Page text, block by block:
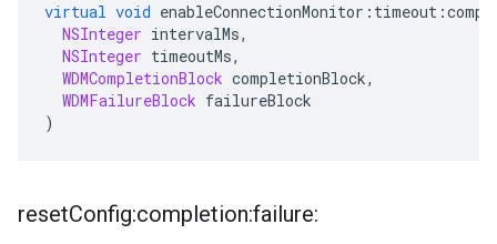
virtual void enableConnectionMonitor : timeout :
NSInteger intervalMs,
NSInteger timeoutMs,
WDMCompletionBlock completionBlock,
WDMFailureBlock failureBlock
)
resetConfig:completion:failure: